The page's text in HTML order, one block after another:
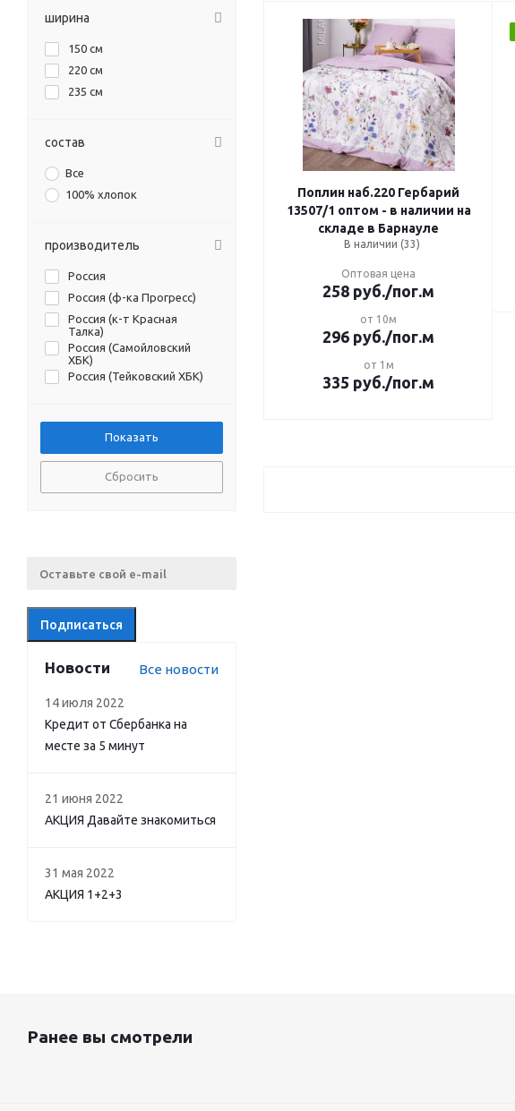
Поплин наб.220 Гербарий
13507/1 оптом - в наличии на
складе в Барнауле
В наличии (33)
Оптовая цена
258 руб./пог.м
от 10м
296 руб./пог.м
от 1м
335 руб./пог.м
ширина
150 см
220 см
235 см
состав
Все
100% хлопок
производитель
Россия
Россия (ф-ка Прогресс)
Россия (к-т Красная
Талка)
Россия (Самойловский
ХБК)
Россия (Тейковский ХБК)
Сбросить
Новости Все новости
14 июля 2022
Кредит от Сбербанка на
месте за 5 минут
21 июня 2022
АКЦИЯ Давайте знакомиться
31 мая 2022
АКЦИЯ 1+2+3
Ранее вы смотрели